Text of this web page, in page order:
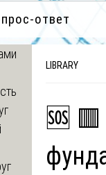
ответ
LIBRARY
🆘 🟥